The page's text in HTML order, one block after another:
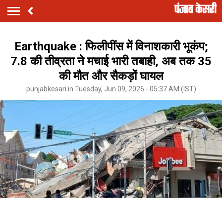
Earthquake : फिलीपींस में विनाशकारी भूकंप;
7.8 की तीव्रता ने मचाई भारी तबाही, अब तक 35
की मौत और सैकड़ों घायल
punjabkesari.in Tuesday, Jun 09, 2026 - 05:37 AM (IST)